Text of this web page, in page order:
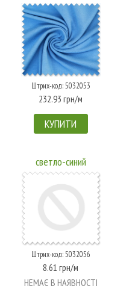
Штрих-код: 5032053
232.93 грн/м
КУПИТИ
светло-синий
Штрих-код: 5032056
8.61 грн/м
НЕМАЄ В НАЯВНОСТІ